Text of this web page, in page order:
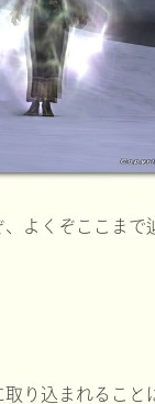
よくぞここま
り込まれるこ